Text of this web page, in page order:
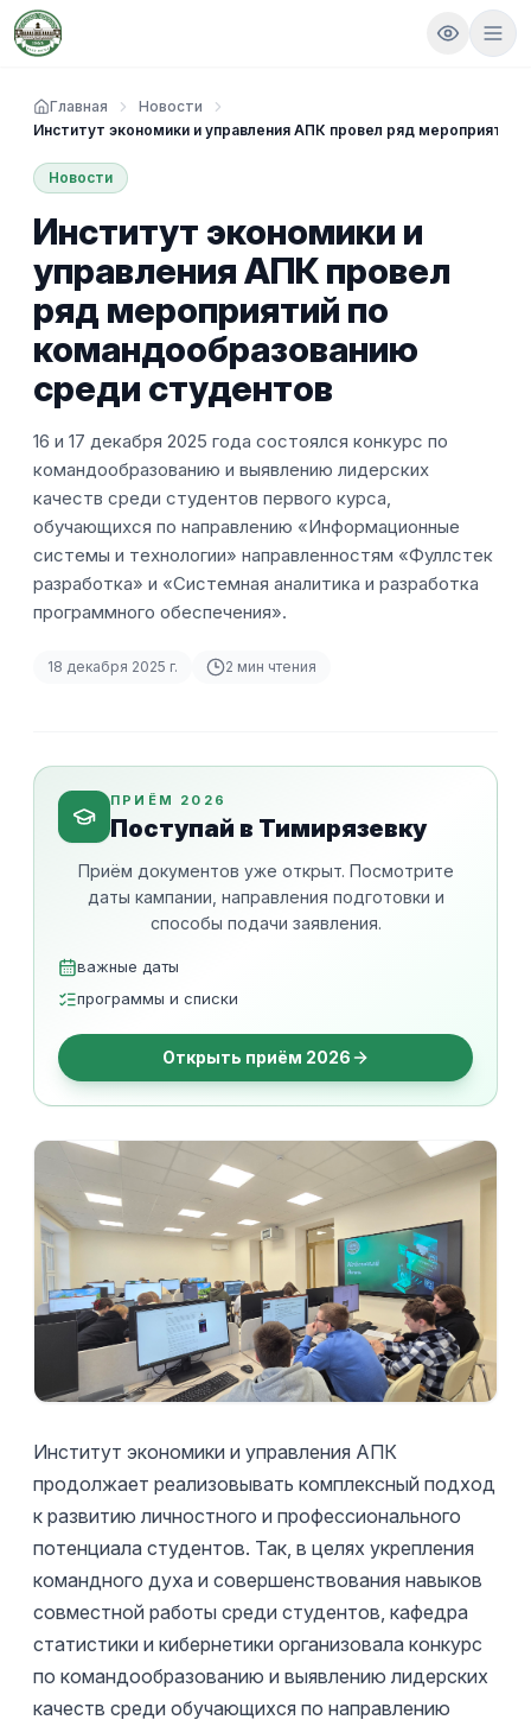
Главная
Новости
Институт экономики и управления АПК провел ряд
Новости
Институт экономики и
управления АПК провел
ряд мероприятий по
командообразованию
среди студентов
16 и 17 декабря 2025 года состоялся конкурс по
командообразованию и выявлению лидерских
качеств среди студентов первого курса,
обучающихся по направлению «Информационные
системы и технологии» направленностям «Фуллстек
разработка» и «Системная аналитика и разработка
программного обеспечения».
18 декабря 2025 г. 2 мин чтения
ПРИЁМ 2026
Поступай в Тимирязевку
Приём документов уже открыт. Посмотрите
даты кампании, направления подготовки и
способы подачи заявления.
важные даты
программы и списки
Открыть приём 2026
Институт экономики и управления АПК
продолжает реализовывать комплексный подход
к развитию личностного и профессионального
потенциала студентов. Так, в целях укрепления
командного духа и совершенствования навыков
совместной работы среди студентов, кафедра
статистики и кибернетики организовала конкурс
по командообразованию и выявлению лидерских
качеств среди обучающихся по направлению